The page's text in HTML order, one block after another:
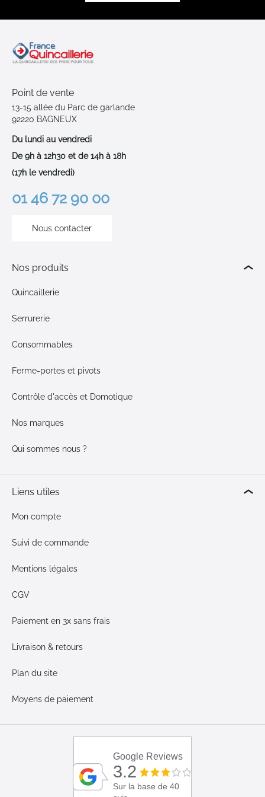
Point de vente
13-15 allée du Parc de garlande
92220 BAGNEUX
Du lundi au vendredi
De 9h à 12h30 et de 14h à 18h
(17h le vendredi)
01 46 72 90 00
Nous contacter
Nos produits
Quincaillerie
Serrurerie
Consommables
Ferme-portes et pivots
Contrôle d'accès et Domotique
Nos marques
Qui sommes nous ?
Liens utiles
Mon compte
Suivi de commande
Mentions légales
CGV
Paiement en 3x sans frais
Livraison & retours
Plan du site
Moyens de paiement
Google Reviews
3.2
Sur la base de 40